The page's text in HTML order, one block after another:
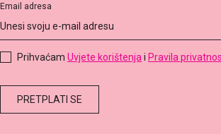
Email adresa
Prihvaćam Uvjete korištenja i Pravila